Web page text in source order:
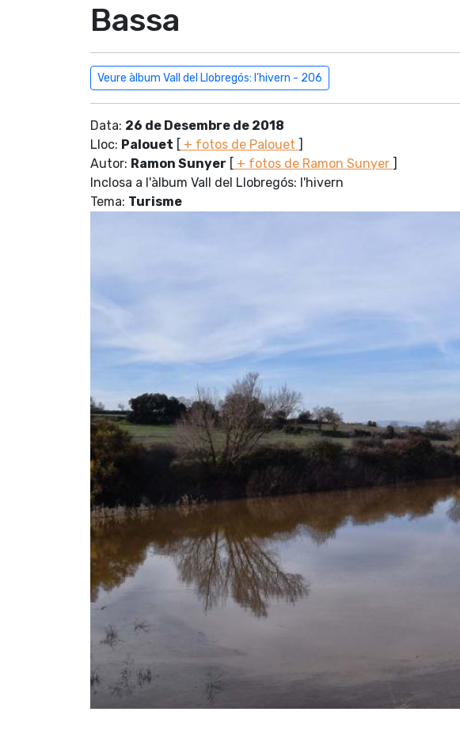
Bassa
Veure àlbum Vall del Llobregós: l'hivern - 206
Data: 26 de Desembre de 2018
Lloc: Palouet [ + fotos de Palouet ]
Autor: Ramon Sunyer [ + fotos de Ramon Sunyer ]
Inclosa a l'àlbum Vall del Llobregós: l'hivern
Tema: Turisme